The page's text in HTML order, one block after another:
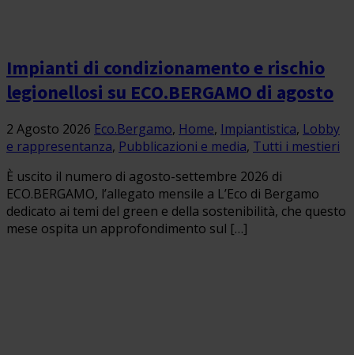
Impianti di condizionamento e rischio
legionellosi su ECO.BERGAMO di agosto
2 Agosto 2026 Eco.Bergamo, Home, Impiantistica, Lobby
e rappresentanza, Pubblicazioni e media, Tutti i mestieri
È uscito il numero di agosto-settembre 2026 di
ECO.BERGAMO, l’allegato mensile a L’Eco di Bergamo
dedicato ai temi del green e della sostenibilità, che questo
mese ospita un approfondimento sul […]